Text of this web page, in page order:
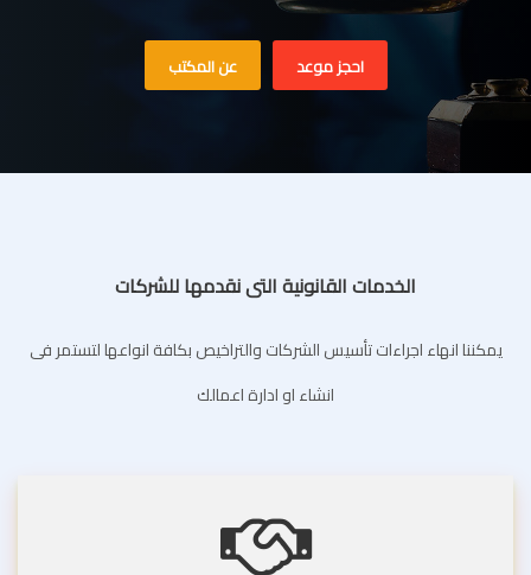
احجز موعد عن المكتب
الخدمات القانونية التى نقدمها للشركات
يمكننا انهاء اجراءات تأسيس الشركات والتراخيص بكافة انواعها لتستمر فى
انشاء او ادارة اعمالك